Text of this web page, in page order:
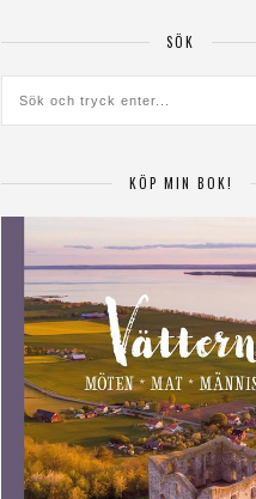
SÖK
KÖP MIN BOK!